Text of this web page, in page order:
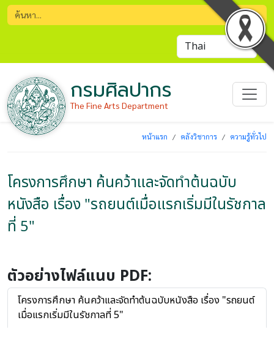
กรมศิลปากร
The Fine Arts Department
หน้าแรก คลังวิชาการ ความรู้ทั่วไป
โครงการศึกษา ค้นคว้าและจัดทำต้นฉบับ
หนังสือ เรื่อง "รถยนต์เมื่อแรกเริ่มมีในรัชกาล
ที่ 5"
ตัวอย่างไฟล์แนบ PDF:
โครงการศึกษา ค้นคว้าและจัดทำต้นฉบับหนังสือ เรื่อง "รถยนต์
เมื่อแรกเริ่มมีในรัชกาลที่ 5"